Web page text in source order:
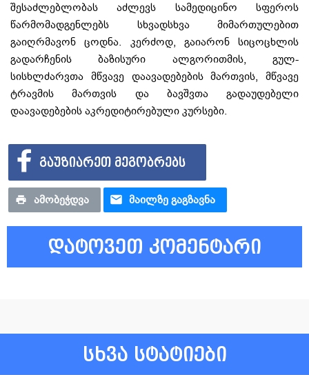
შესაძლებლობას აძლევს სამედიცინო სფეროს
წარმომადგენლებს სხვადსხვა მიმართულებით
გაიღრმავონ ცოდნა. კერძოდ, გაიარონ სიცოცხლის
გადარჩენის ბაზისური ალგორითმის, გულ-
სისხლძარვთა მწვავე დაავადებების მართვის, მწვავე
ტრავმის მართვის და ბავშვთა გადაუდებელი
დაავადებების აკრედიტირებული კურსები.
ᲒᲐᲣᲖᲘᲐᲠᲔᲗ ᲛᲔᲒᲝᲑᲠᲔᲑᲡ
ᲐᲛᲝᲑᲔᲭᲓᲕᲐ ᲛᲐᲘᲚᲖᲔ ᲒᲐᲒᲖᲐᲕᲜᲐ
დატოვეთ კომენტარი
სხვა სტატიები